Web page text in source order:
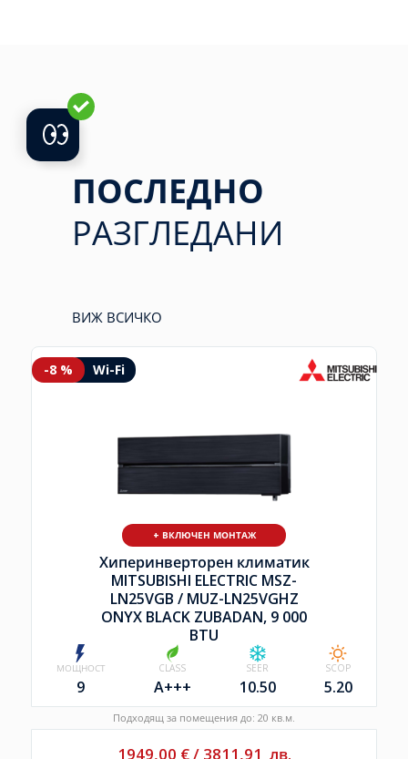
ПОСЛЕДНО
РАЗГЛЕДАНИ
ВИЖ ВСИЧКО
-8 % Wi-Fi
+ ВКЛЮЧЕН МОНТАЖ
Хиперинверторен климатик
MITSUBISHI ELECTRIC MSZ-
LN25VGB /MUZ-LN25VGHZ
ONYX BLACK ZUBADAN, 9 000
BTU
МОЩНОСТ
9
CLASS
A+++
SEER
10.50
SCOP
5.20
Подходящ за помещения до: 20 кв.м.
1949,00 €/ 3811,91 лв.